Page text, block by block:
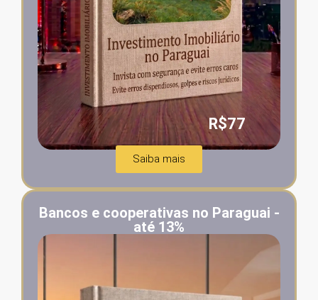
R$77
Saiba mais
Bancos e cooperativas no Paraguai -
até 13%